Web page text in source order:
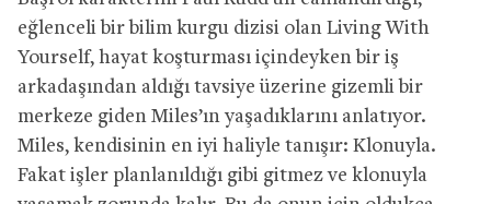
eğlenceli bir bilim kurgu dizisi olan Living With
Yourself, hayat koşturması içindeyken bir iş
arkadaşından aldığı tavsiye üzerine gizemli bir
merkeze giden Miles’ın yaşadıklarını anlatıyor.
Miles, kendisinin en iyi haliyle tanışır: Klonuyla.
Fakat işler planlanıldığı gibi gitmez ve klonuyla